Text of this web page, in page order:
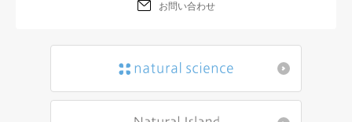
お買い物かごに
お問い合わせ